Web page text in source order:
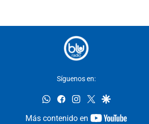
Síguenos en:
whatsappfacebookinstagram
twittergoogle
Más contenido en